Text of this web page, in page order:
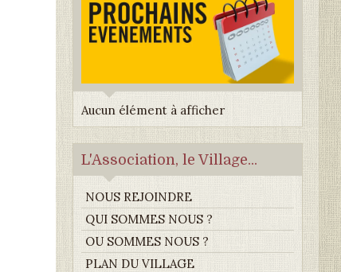
Aucun élément à afficher
L'Association, le Village...
NOUS REJOINDRE
QUI SOMMES NOUS ?
OU SOMMES NOUS ?
PLAN DU VILLAGE